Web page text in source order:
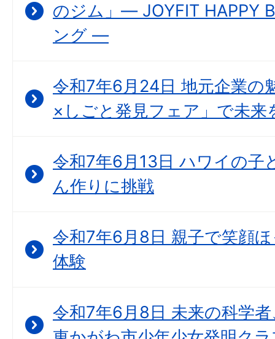
のジム」― JOYFIT HAPPY
ング ―
令和7年6月24日 地元企業の
×しごと発見フェア」で未来
令和7年6月13日 ハワイの子
ん作りに挑戦
令和7年6月8日 親子で笑顔
体験
令和7年6月8日 未来の科学